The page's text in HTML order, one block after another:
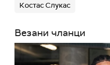
Костас Слукас
Везани чланци